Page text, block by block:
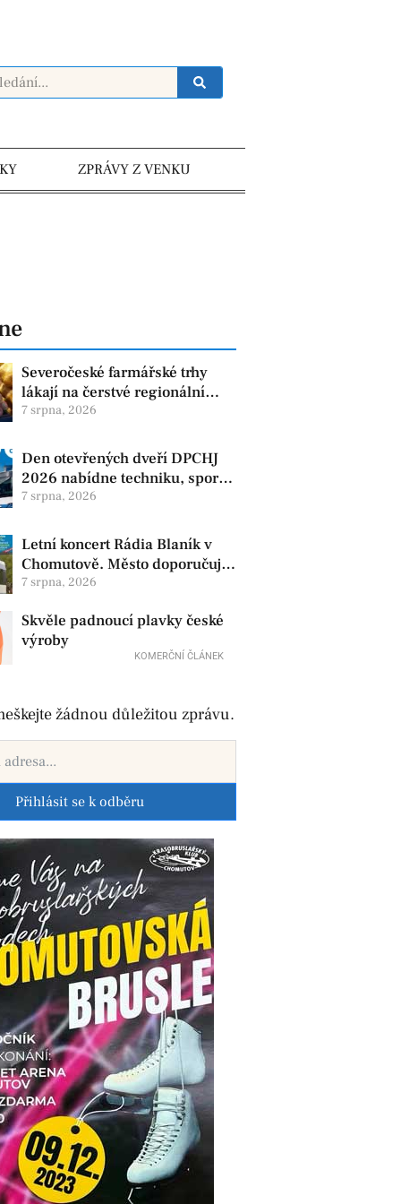
ZPRÁVY Z VENKU
Severočeské farmářské trhy
lákají na čerstvé regionální
produkty. V Chomutově se
7 srpna, 2026
Den otevřených dveří DPCHJ
2026 nabídne techniku, sport i
jízdy historickými vozy
7 srpna, 2026
Letní koncert Rádia Blaník v
Chomutově. Město doporučuje
využít MHD
7 srpna, 2026
Skvěle padnoucí plavky české
výroby
KOMERČNÍ ČLÁNEK
žádnou důležitou zprávu.
Přihlásit se k odběru